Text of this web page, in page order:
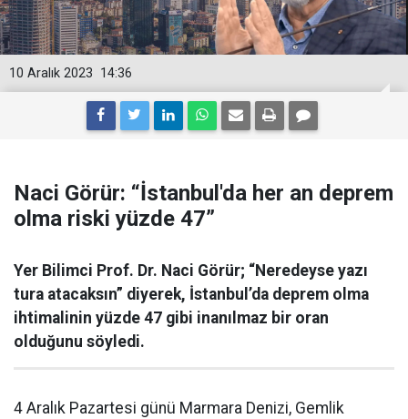
14:36
10 Aralık 2023
Naci Görür: “İstanbul'da her an deprem
olma riski yüzde 47”
Yer Bilimci Prof. Dr. Naci Görür; “Neredeyse yazı
tura atacaksın” diyerek, İstanbul’da deprem olma
ihtimalinin yüzde 47 gibi inanılmaz bir oran
olduğunu söyledi.
4 Aralık Pazartesi günü Marmara Denizi, Gemlik